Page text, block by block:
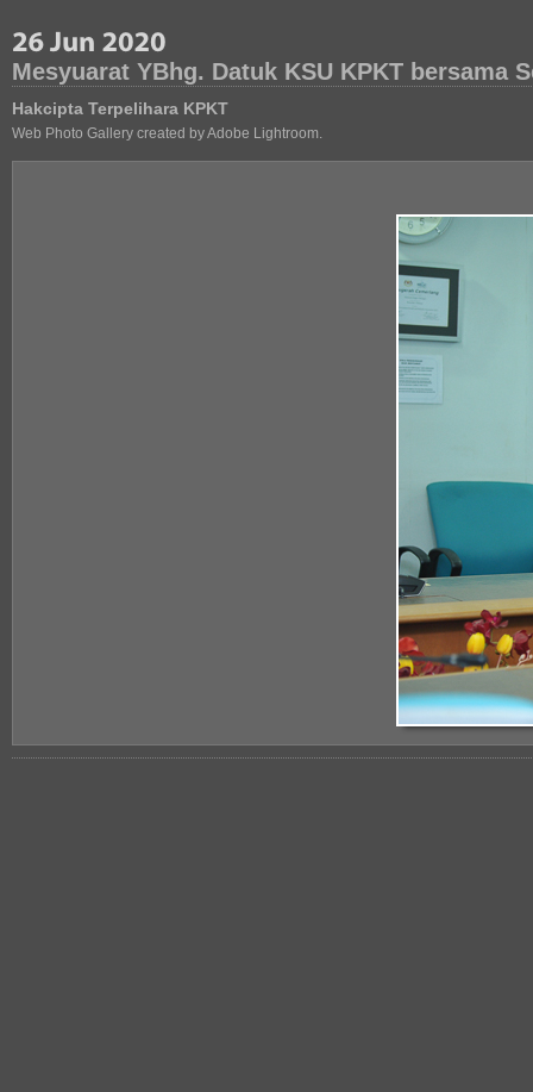
Mesyuarat YBhg. Datuk KSU KPKT bersama
Hakcipta Terpelihara KPKT
Web Photo Gallery created by Adobe Lightroom.